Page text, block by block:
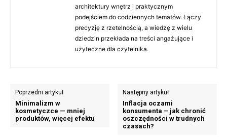
architektury wnętrz i praktycznym
podejściem do codziennych tematów. Łączy
precyzję z rzetelnością, a wiedzę z wielu
dziedzin przekłada na treści angażujące i
użyteczne dla czytelnika.
Poprzedni artykuł
Minimalizm w
kosmetyczce — mniej
produktów, więcej efektu
Następny artykuł
Inflacja oczami
konsumenta – jak chronić
oszczędności w trudnych
czasach?